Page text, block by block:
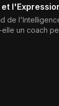
de
un coach